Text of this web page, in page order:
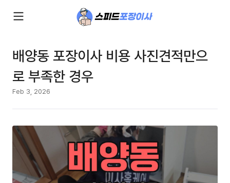
배양동 포장이사 비용 사진견적만으
로 부족한 경우
Feb 3, 2026